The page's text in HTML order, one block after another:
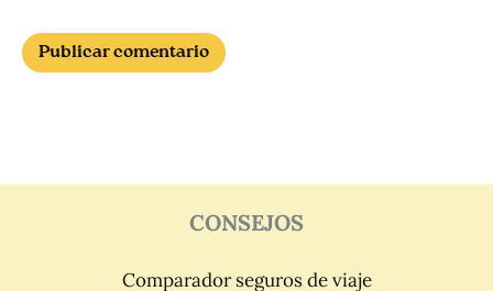
CONSEJOS
Comparador seguros de viaje